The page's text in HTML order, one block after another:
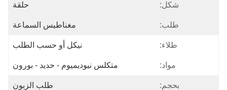
شكل: حلقة
طلب: مغناطيس السماعة
طلاء: نيكل أو حسب الطلب
مواد: متكلس نيوديميوم - حديد - بورون
بحجم: طلب الزبون